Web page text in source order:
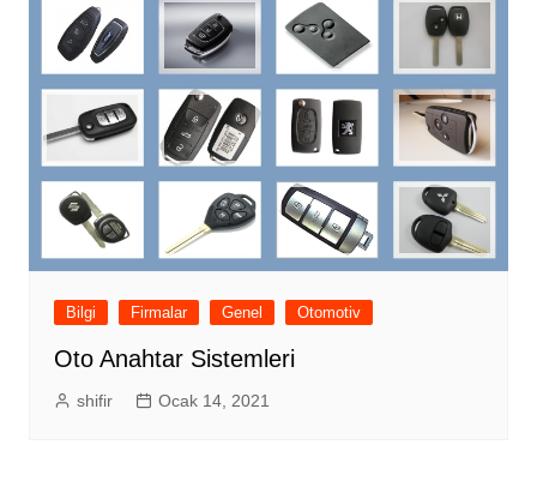
Bilgi Firmalar Genel Otomotiv
Oto Anahtar Sistemleri
shifir Ocak 14, 2021